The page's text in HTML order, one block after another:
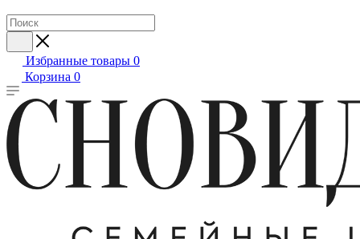
Избранные товары 0
Корзина 0